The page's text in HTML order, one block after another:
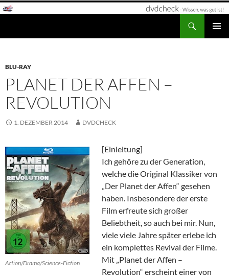
Zum
BLU-RAY
PLANET DER AFFEN –
REVOLUTION
1. DEZEMBER 2014 DVDCHECK
Action/Drama/Science-Fiction
[Einleitung]
Ich gehöre zu der Generation,
welche die Original Klassiker von
„Der Planet der Affen“ gesehen
haben. Insbesondere der erste
Film erfreute sich großer
Beliebtheit, so auch bei mir. Nun,
viele viele Jahre später erlebe ich
ein komplettes Revival der Filme.
Mit „Planet der Affen –
Revolution“ erscheint einer von